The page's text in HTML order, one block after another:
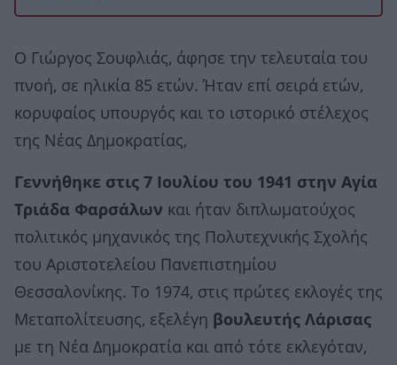
Ο Γιώργος Σουφλιάς, άφησε την τελευταία του
πνοή, σε ηλικία 85 ετών. Ήταν επί σειρά ετών,
κορυφαίος υπουργός και το ιστορικό στέλεχος
της Νέας Δημοκρατίας,
Γεννήθηκε στις 7 Ιουλίου του 1941 στην Αγία
Τριάδα Φαρσάλων και ήταν διπλωματούχος
πολιτικός μηχανικός της Πολυτεχνικής Σχολής
του Αριστοτελείου Πανεπιστημίου
Θεσσαλονίκης. Το 1974, στις πρώτες εκλογές της
Μεταπολίτευσης, εξελέγη βουλευτής Λάρισας
με τη Νέα Δημοκρατία και από τότε εκλεγόταν,